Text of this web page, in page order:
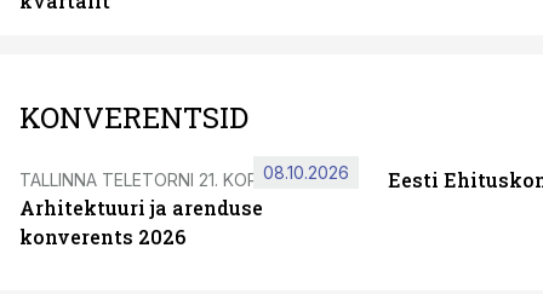
KONVERENTSID
TALLINNA TELETORNI 21. KORRUSEL
Arhitektuuri ja arenduse
konverents 2026
08.10.2026 Eesti